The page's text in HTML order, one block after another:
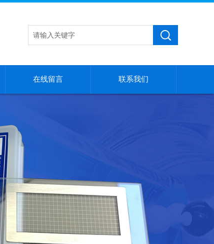
在线留言 联系我们